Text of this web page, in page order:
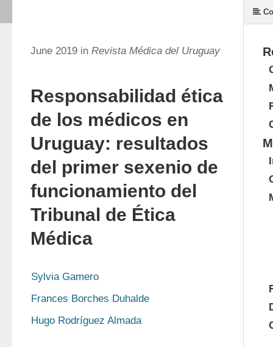
June 2019 in Revista Médica del Uruguay
Responsabilidad ética
de los médicos en
Uruguay: resultados
del primer sexenio de
funcionamiento del
Tribunal de Ética
Médica
Sylvia Gamero
Frances Borches Duhalde
Hugo Rodríguez Almada